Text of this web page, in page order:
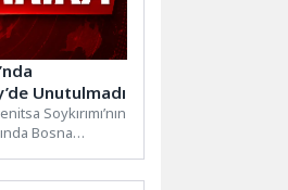
Unutulmadı
Soykırımı’nın
Bosna